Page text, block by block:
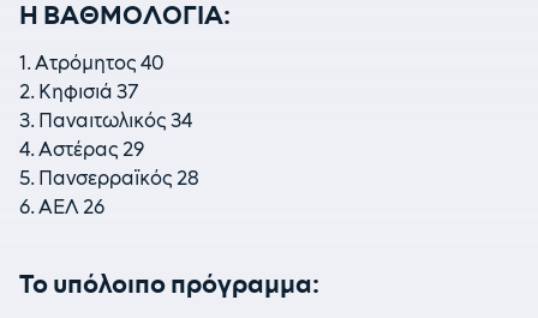
Η ΒΑΘΜΟΛΟΓΙΑ:
1. Ατρόμητος 40
2. Κηφισιά 37
3. Παναιτωλικός 34
4. Αστέρας 29
5. Πανσερραϊκός 28
6. ΑΕΛ 26
Το υπόλοιπο πρόγραμμα: